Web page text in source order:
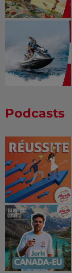
Podcasts